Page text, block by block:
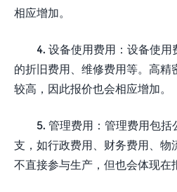
相应增加。
4. 设备使用费用：设备使
的折旧费用、维修费用等。高精
较高，因此报价也会相应增加。
5. 管理费用：管理费用包
支，如行政费用、财务费用、物
不直接参与生产，但也会体现在